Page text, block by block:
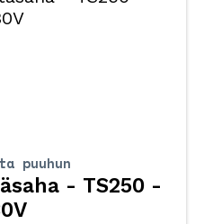
puuhun
- TS250 -